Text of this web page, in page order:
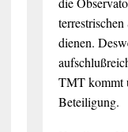
dienen.
TMT kommt
Beteiligung.